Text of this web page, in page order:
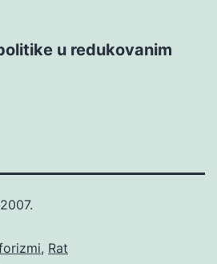
u redukovanim
, Rat